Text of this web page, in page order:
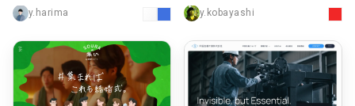
投稿一覧(記事/商品など)
投稿詳細(記事/商品など)
サービス紹介
お問い合わせ
行政・NPO・団体・協会
35
形式
コーポレートサイト
391 サービス紹介
90
y.harima
y.kobayashi